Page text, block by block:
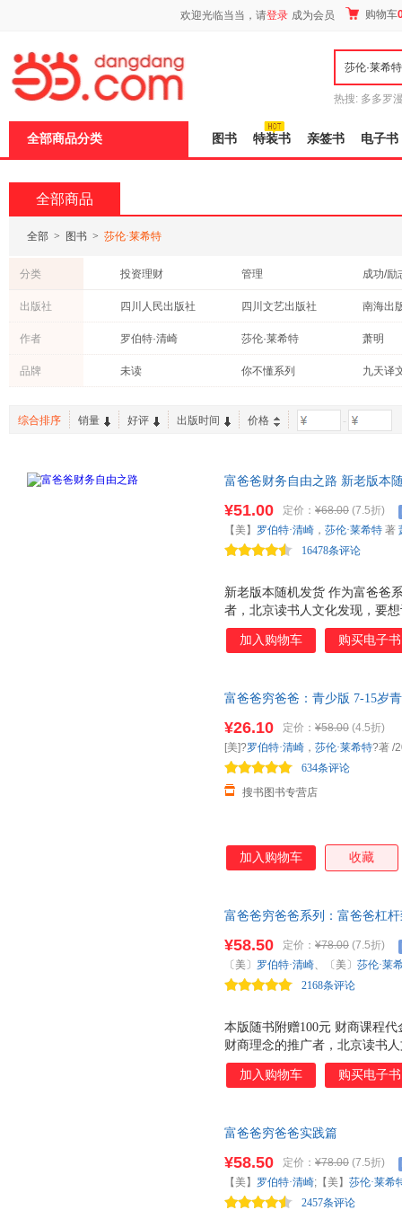
欢迎光临当当，请登录 成为会员 购物车
热搜: 多多罗
全部商品分类 图书 特装书 亲签书 电子书
全部商品
全部 > 图书 > 莎伦·莱希特
分类 投资理财 管理
成功/励
考试
文学
亲子/家
旅游/地图
保健/养生
烹饪/美
出版社 四川人民出版社 四川文艺出版社
南海出
电子工业出版社
首都师范大学出版社 人民出
作者 罗伯特·清崎 莎伦·莱希特
萧明
金·清崎
博多·舍费尔
品牌 未读 你不懂系列
综合排序 销量 好评 出版时间 价格 -
富爸爸财务自由之路 新老版本
新老版本随机发货 作为富爸爸
者，北京读书人文化发现，要
一 是阅读的时效性和读者理解
个星期后，人们只能记得内容
用。 为了帮助读者解决这两个
程。课程按照 学习金字塔原理
习，以期能提升您的学习效果
¥51.00 定价： ¥68.00 (7.5折)
16478条评论
【美】 罗伯特·清崎 ， 莎伦·莱希特 著
加入购物车 购买电子书
富爸爸穷爸爸：青少版 7-15岁
教育版
¥26.10 定价： ¥58.00 (4.5折)
搜书图书专营店
634条评论
[美]?罗伯特·清崎 ， 莎伦·莱希特?著 /
加入购物车 收藏
富爸爸穷爸爸系列：富爸爸杠
怎样才能尽早拥有财富，享受
本版随书附赠100元 财商课程
财商理念的推广者，北京读书
面临两个难题。 一 是阅读的时
塔，一本书在读完两个星期后
便于理解和运用。 为了帮助读
财商教育课程。课程按照 学习
的测试与练习，以期能提升您
¥58.50 定价： ¥78.00 (7.5折)
2168条评论
〔美〕 罗伯特·清崎、〔美〕 莎伦·莱
加入购物车 购买电子书
富爸爸穷爸爸实践篇
¥58.50 定价： ¥78.00 (7.5折)
2457条评论
【美】 罗伯特·清崎;【美】 莎伦·莱希
页
加